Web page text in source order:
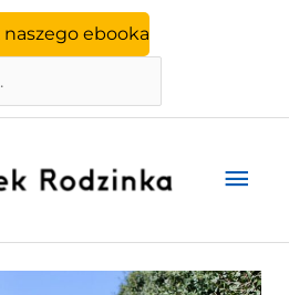
naszego ebooka
Szukaj